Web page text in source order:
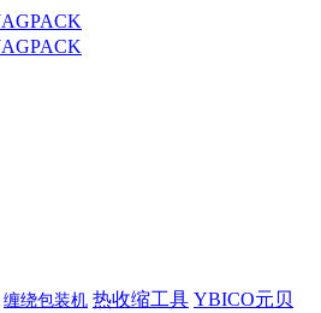
缠绕包装机 热收缩工具 YBICO元贝